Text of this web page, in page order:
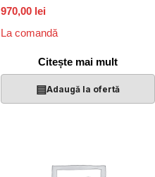
970,00 lei
La comandă
Citește mai mult
▤Adaugă la ofertă